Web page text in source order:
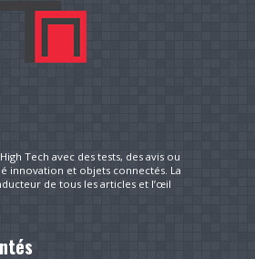
Tech avec des tests, des avis ou
innovation et objets connectés. La
de tous les articles et l’œil